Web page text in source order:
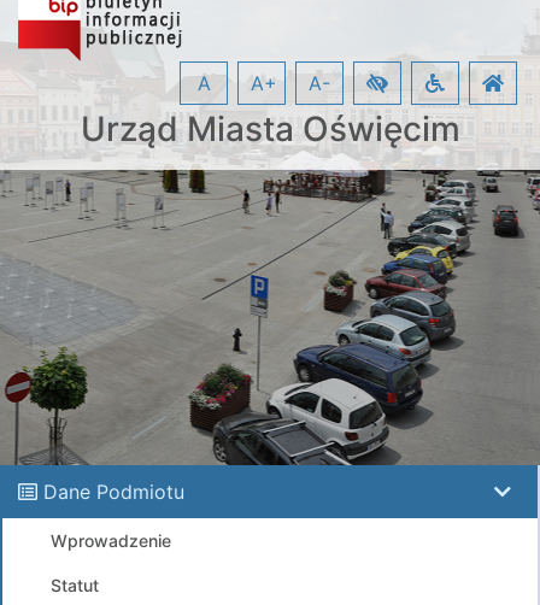
Urząd Miasta Oświęcim
A A+ A-
Dane Podmiotu
Wprowadzenie
Statut